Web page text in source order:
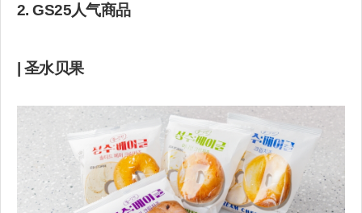
2. GS25人气商品
| 圣水贝果